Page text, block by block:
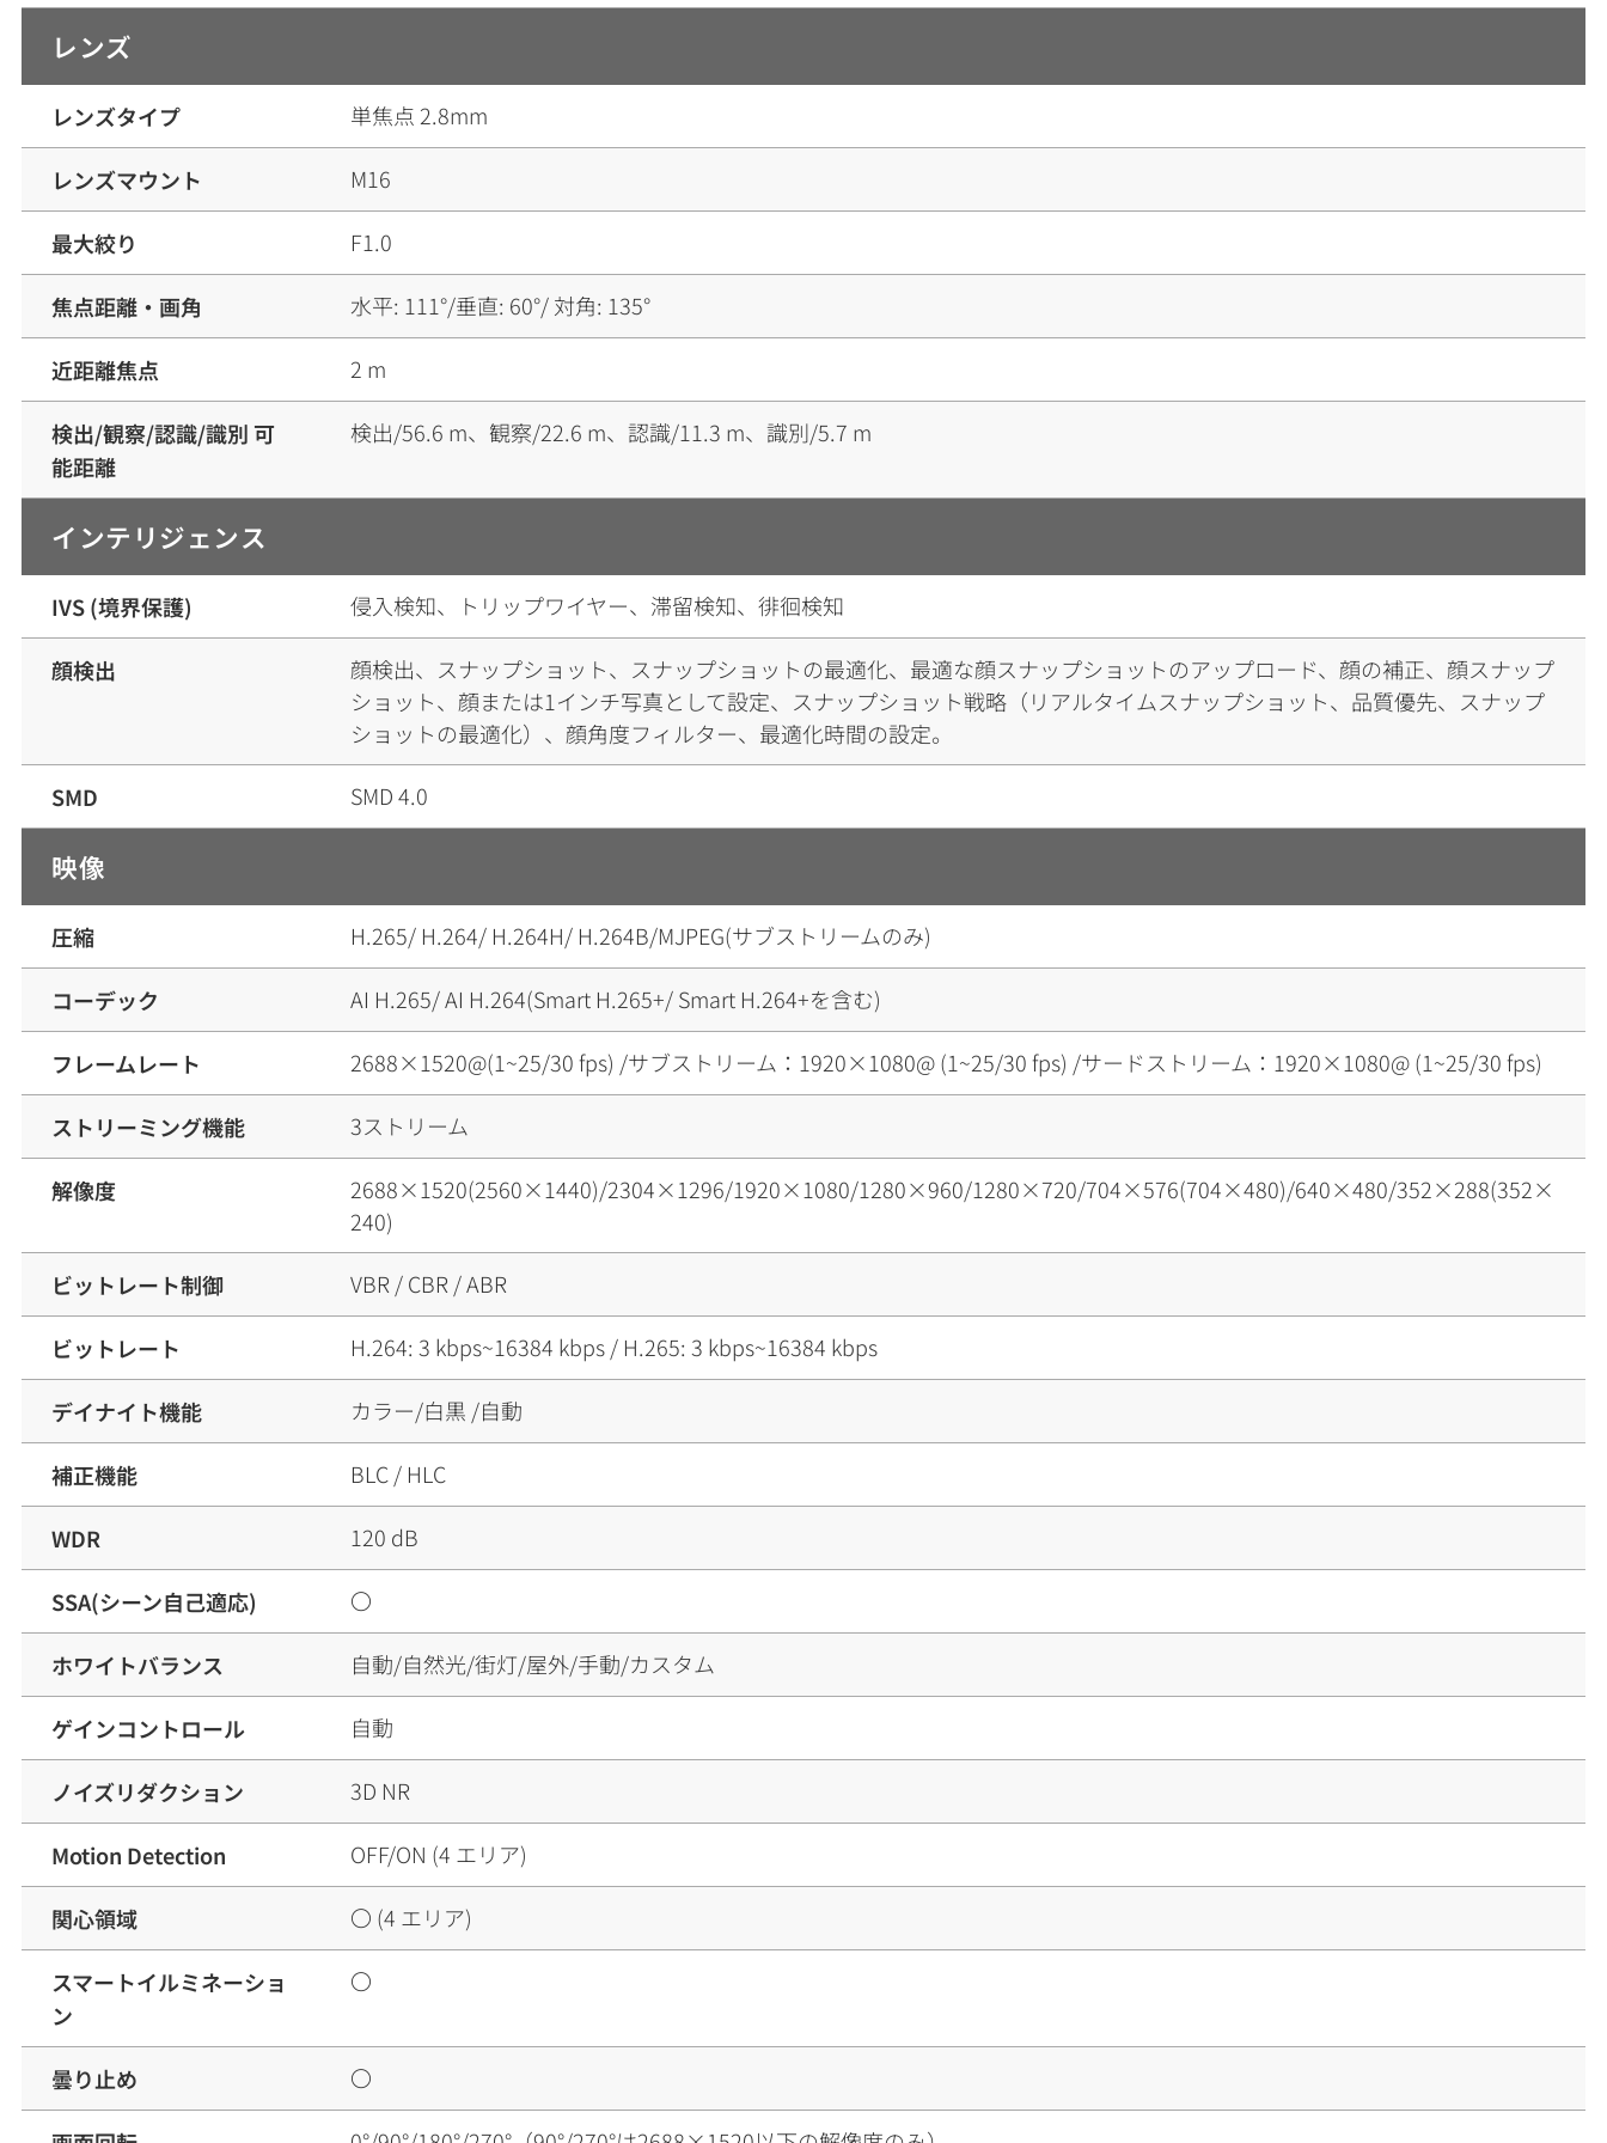
レンズ
レンズタイプ 単焦点 2.8mm
レンズマウント M16
最大絞り F1.0
焦点距離・画角 水平: 111°/垂直: 60°/ 対角: 135°
近距離焦点 2 m
検出/観察/認識/識別 可
能距離
検出/56.6 m、観察/22.6 m、認識/11.3 m、識別/5.7 m
インテリジェンス
IVS (境界保護) 侵入検知、トリップワイヤー、滞留検知、徘徊検知
顔検出
顔検出、スナップショット、スナップショットの最適化、最適な顔スナップショットのアップロード、顔の補正、顔スナップ
ショット、顔または1インチ写真として設定、スナップショット戦略（リアルタイムスナップショット、品質優先、スナップ
ショットの最適化）、顔角度フィルター、最適化時間の設定。
SMD SMD 4.0
映像
圧縮 H.265/ H.264/ H.264H/ H.264B/MJPEG(サブストリームのみ)
コーデック AI H.265/ AI H.264(Smart H.265+/ Smart H.264+を含む)
フレームレート 2688×1520@(1~25/30 fps) /サブストリーム：1920×1080@ (1~25/30 fps) /サードストリーム：1920×1080@ (1~25/30 fps)
ストリーミング機能 3ストリーム
解像度
2688×1520(2560×1440)/2304×1296/1920×1080/1280×960/1280×720/704×576(704×480)/640×480/352×288(352×
240)
ビットレート制御 VBR / CBR / ABR
ビットレート H.264: 3 kbps~16384 kbps / H.265: 3 kbps~16384 kbps
デイナイト機能 カラー/白黒 /自動
補正機能 BLC / HLC
WDR 120 dB
SSA(シーン自己適応) 〇
ホワイトバランス 自動/自然光/街灯/屋外/手動/カスタム
ゲインコントロール 自動
ノイズリダクション 3D NR
Motion Detection OFF/ON (4 エリア)
関心領域 〇 (4 エリア)
スマートイルミネーショ
ン
〇
曇り止め 〇